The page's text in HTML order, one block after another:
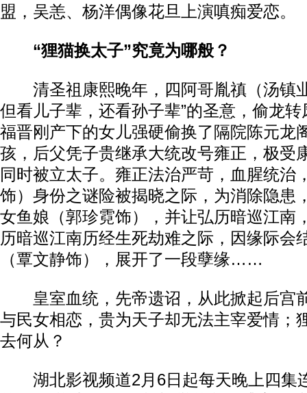
盟，吴恙、杨洋偶像花旦上演嗔痴爱恋。
“狸猫换太子”究竟为哪般？
清圣祖康熙晚年，四阿哥胤禛（汤镇
但看儿子辈，还看孙子辈”的圣意，偷龙
福晋刚产下的女儿强硬偷换了隔院陈元龙
孩，后父凭子贵继承大统改号雍正，极受
同时被立太子。雍正法治严苛，血腥统治
饰）身份之谜险被揭晓之际，为消除隐患
女鱼娘（郭珍霓饰），并让弘历暗巡江南
历暗巡江南历经生死劫难之际，因缘际会
（覃文静饰），展开了一段孽缘……
皇室血统，先帝遗诏，从此掀起后宫
与民女相恋，贵为天子却无法主宰爱情；
去何从？
湖北影视频道2月6日起每天晚上四集